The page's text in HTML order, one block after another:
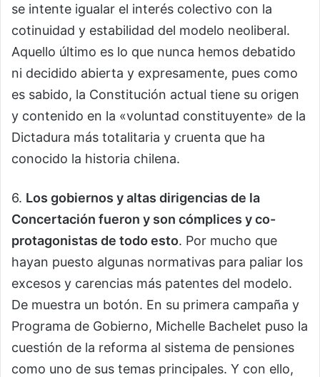
se intente igualar el interés colectivo con la
cotinuidad y estabilidad del modelo neoliberal.
Aquello último es lo que nunca hemos debatido
ni decidido abierta y expresamente, pues como
es sabido, la Constitución actual tiene su origen
y contenido en la «voluntad constituyente» de la
Dictadura más totalitaria y cruenta que ha
conocido la historia chilena.
6. Los gobiernos y altas dirigencias de la
Concertación fueron y son cómplices y co-
protagonistas de todo esto. Por mucho que
hayan puesto algunas normativas para paliar los
excesos y carencias más patentes del modelo.
De muestra un botón. En su primera campaña y
Programa de Gobierno, Michelle Bachelet puso la
cuestión de la reforma al sistema de pensiones
como uno de sus temas principales. Y con ello,